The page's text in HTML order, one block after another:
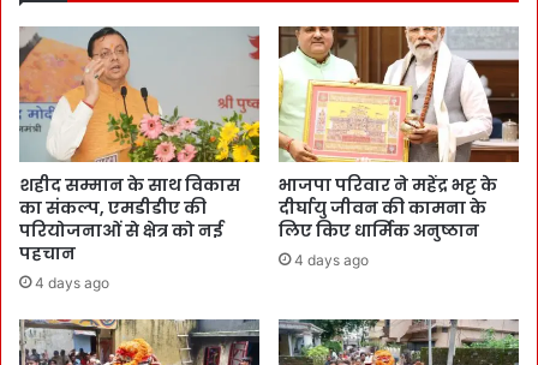
शहीद सम्मान के साथ विकास
का संकल्प, एमडीडीए की
परियोजनाओं से क्षेत्र को नई
पहचान
4 days ago
भाजपा परिवार ने महेंद्र भट्ट के
दीर्घायु जीवन की कामना के
लिए किए धार्मिक अनुष्ठान
4 days ago